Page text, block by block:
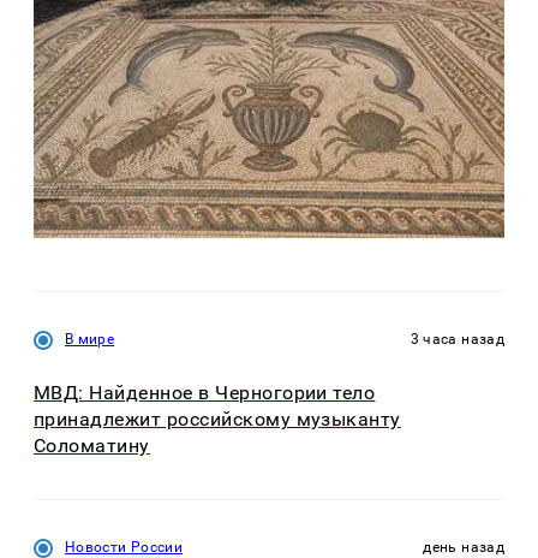
В мире 3 часа назад
МВД: Найденное в Черногории тело
принадлежит российскому музыканту
Соломатину
Новости России день назад